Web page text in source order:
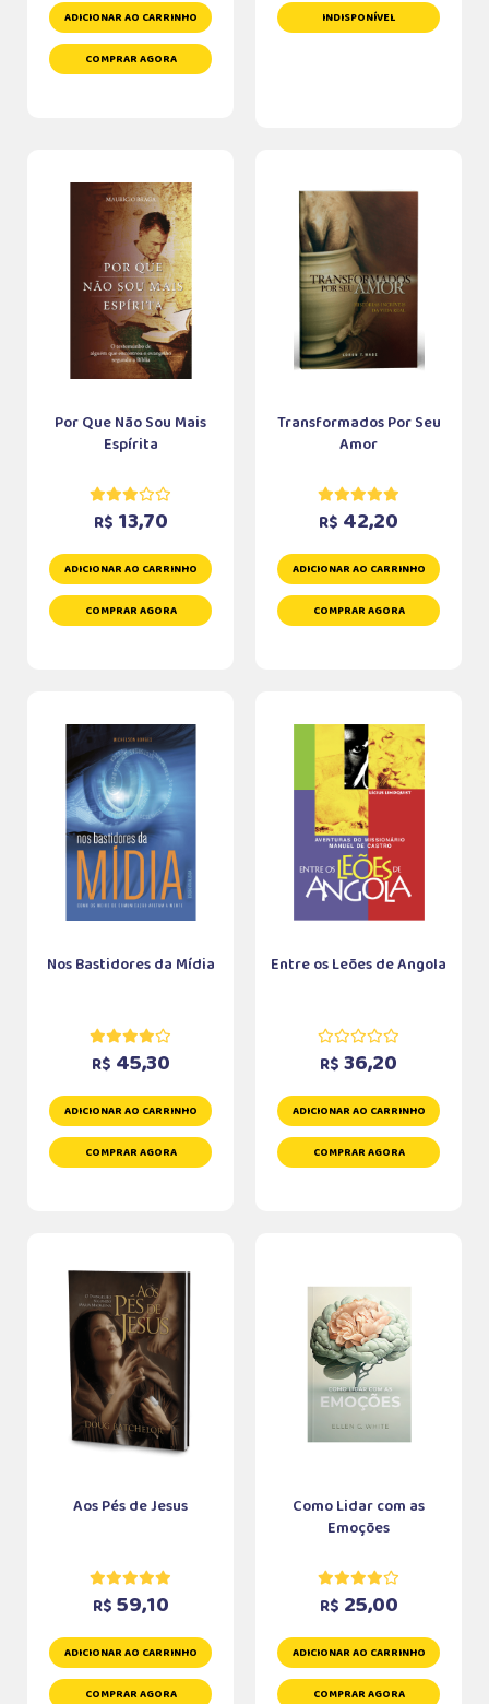
ADICIONAR AO CARRINHO
COMPRAR AGORA
INDISPONÍVEL
Por Que Não Sou Mais
Espírita
R$ 13,70
ADICIONAR AO CARRINHO
COMPRAR AGORA
Transformados Por Seu
Amor
R$ 42,20
ADICIONAR AO CARRINHO
COMPRAR AGORA
Nos Bastidores da Mídia
R$ 45,30
ADICIONAR AO CARRINHO
COMPRAR AGORA
Entre os Leões de Angola
R$ 36,20
ADICIONAR AO CARRINHO
COMPRAR AGORA
Aos Pés de Jesus
R$ 59,10
ADICIONAR AO CARRINHO
COMPRAR AGORA
Como Lidar com as
Emoções
R$ 25,00
ADICIONAR AO CARRINHO
COMPRAR AGORA